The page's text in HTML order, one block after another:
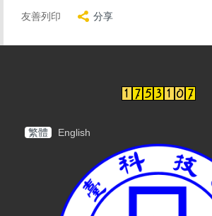
友善列印 分享
繁體 English